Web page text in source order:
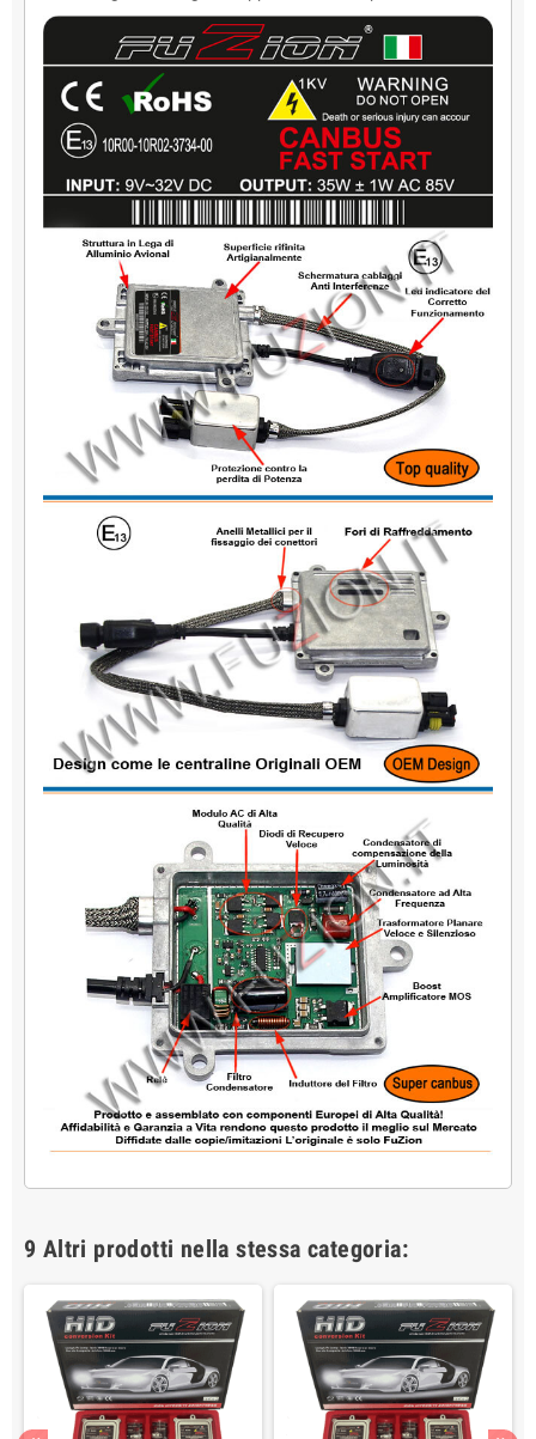
9 Altri prodotti nella stessa categoria: